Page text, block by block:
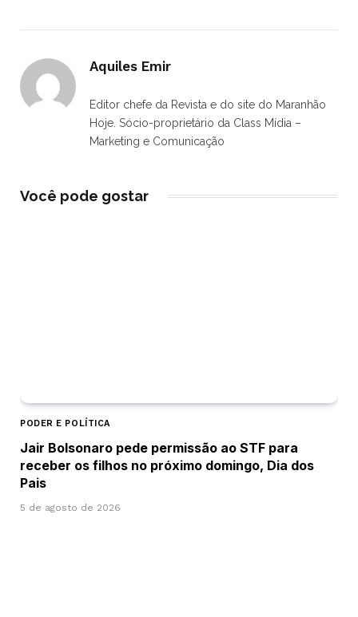
Aquiles Emir
Editor chefe da Revista e do site do Maranhão
Hoje. Sócio-proprietário da Class Mídia –
Marketing e Comunicação
Você pode gostar
PODER E POLÍTICA
Jair Bolsonaro pede permissão ao STF para
receber os filhos no próximo domingo, Dia dos
Pais
5 de agosto de 2026